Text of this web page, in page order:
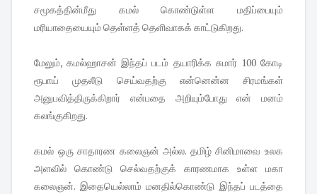
சமூகத்தின்மீது கமல் கொண்டுள்ள மதிப்பையும்
மரியாதையையும் தெள்ளத் தெளிவாகக் காட்டுகிறது.
மேலும், கமல்ஹாசன் இந்தப் படம் தயாரிக்க சுமார் 100 கோடி
ரூபாய் முதலீடு செய்வதற்கு என்னென்ன சிரமங்கள்
அனுபவித்திருக்கிறார் என்பதை அறியும்போது என் மனம்
கலங்குகிறது.
கமல் ஒரு சாதாரண கலைஞன் அல்ல. தமிழ் சினிமாவை உலக
அளவில் கொண்டு செல்வதற்குக் காரணமாக உள்ள மகா
கலைஞன். இதையெல்லாம் மனதில்கொண்டு இந்தப் படத்தை